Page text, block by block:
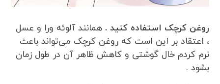
روغن کرچک استفاده کنید . همانند آلوئه ورا و عسل
، اعتقاد بر این است که روغن کرچک می‌تواند باعث
نرم کردم خال گوشتی و کاهش ظاهر آن در طول زمان
بشود .